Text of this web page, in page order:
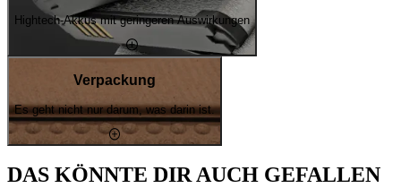
Hightech-Akkus mit geringeren Auswirkungen
Verpackung
Es geht nicht nur darum, was darin ist.
DAS KÖNNTE DIR AUCH GEFALLEN